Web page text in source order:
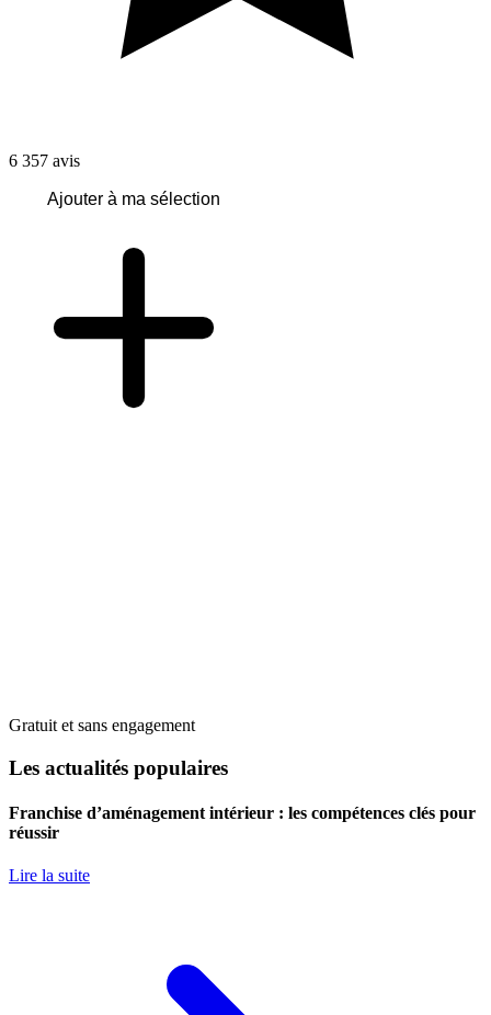
6 357 avis
Ajouter à ma sélection
Gratuit et sans engagement
Les actualités populaires
Franchise d’aménagement intérieur : les compétences clés pour
réussir
Lire la suite